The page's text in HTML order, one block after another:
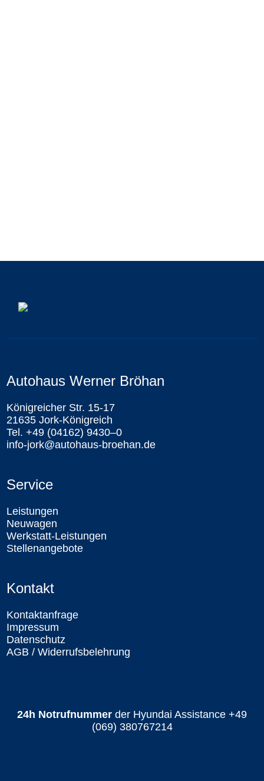
Autohaus Werner Bröhan
Königreicher Str. 15-17
21635 Jork-Königreich
Tel. +49 (04162) 9430–0
info-jork@autohaus-broehan.de
Service
Leistungen
Neuwagen
Werkstatt-Leistungen
Stellenangebote
Kontakt
Kontaktanfrage
Impressum
Datenschutz
AGB / Widerrufsbelehrung
24h Notrufnummer der Hyundai Assistance +49
(069) 380767214